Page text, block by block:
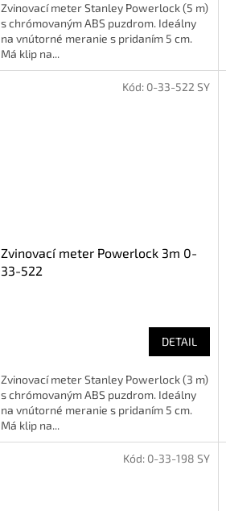
Zvinovací meter Stanley Powerlock (5 m)
s chrómovaným ABS puzdrom. Ideálny
na vnútorné meranie s pridaním 5 cm.
Má klip na...
Zvinovací meter Powerlock 3m 0-
33-522
DETAIL
Zvinovací meter Stanley Powerlock (3 m)
s chrómovaným ABS puzdrom. Ideálny
na vnútorné meranie s pridaním 5 cm.
Má klip na...
Kód: 0-33-522 SY
Kód: 0-33-198 SY